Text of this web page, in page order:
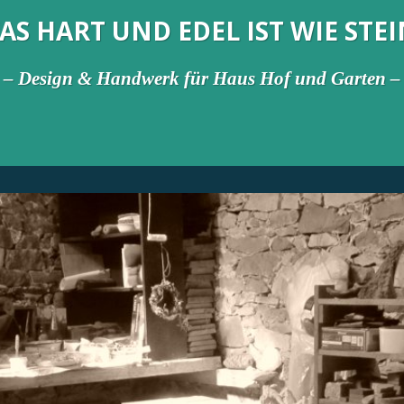
HART UND EDEL IST WIE
– Design & Handwerk für Haus Hof und Garten –